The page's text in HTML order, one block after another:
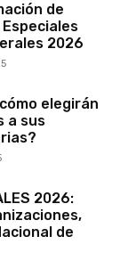
de
2026
elegirán
a sus
2026:
de